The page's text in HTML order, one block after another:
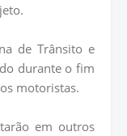
de Trânsito e
durante o fim
motoristas.
em outros